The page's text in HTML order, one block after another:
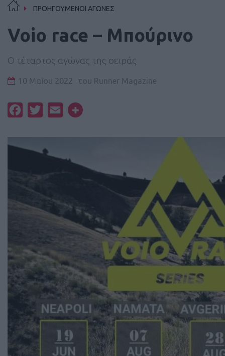
ΠΡΟΗΓΟΥΜΕΝΟΙ ΑΓΩΝΕΣ
Voio race – Μπούρινο
Ο τέταρτος αγώνας της σειράς
10 Μαΐου 2022 του Runner Magazine
FacebookTwitterEmail